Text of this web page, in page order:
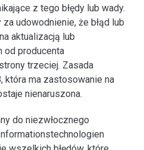
z tego błędy lub wady.
udowodnienie, że błąd lub
aktualizacją lub
od producenta
trzeciej. Zasada
która ma zastosowanie na
nienaruszona.
do niezwłocznego